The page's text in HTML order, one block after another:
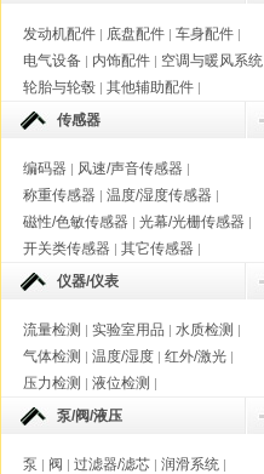
发动机配件 | 底盘配件 | 车身配件 |
电气设备 | 内饰配件 | 空调与暖风系统
轮胎与轮毂 | 其他辅助配件 |
传感器
编码器 | 风速/声音传感器 |
称重传感器 | 温度/湿度传感器 |
磁性/色敏传感器 | 光幕/光栅传感器 |
开关类传感器 | 其它传感器 |
仪器/仪表
流量检测 | 实验室用品 | 水质检测 |
气体检测 | 温度/湿度 | 红外/激光 |
压力检测 | 液位检测 |
泵/阀/液压
泵 | 阀 | 过滤器/滤芯 | 润滑系统 |